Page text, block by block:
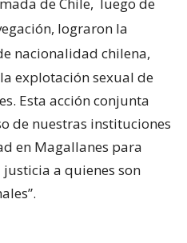
de Chile, luego de
lograron la
nacionalidad chilena,
explotación sexual de
Esta acción conjunta
de nuestras instituciones
en Magallanes para
a quienes son